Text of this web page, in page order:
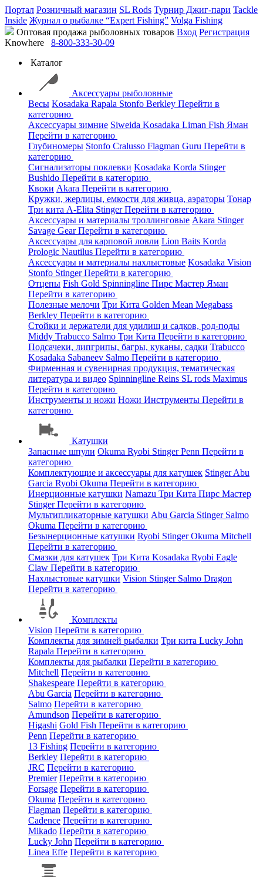
Портал Розничный магазин SL Rods Турнир Джиг-пари Tackle
Inside Журнал о рыбалке “Expert Fishing” Volga Fishing
Оптовая продажа рыболовных товаров Вход Регистрация
Knowhere
8-800-333-30-09
Каталог
Аксессуары рыболовные
Весы Kosadaka Rapala Stonfo Berkley Перейти в
категорию
Аксессуары зимние Siweida Kosadaka Liman Fish Яман
Перейти в категорию
Глубиномеры Stonfo Cralusso Flagman Guru Перейти в
категорию
Сигнализаторы поклевки Kosadaka Korda Stinger
Bushido Перейти в категорию
Квоки Akara Перейти в категорию
Кружки, жерлицы, емкости для живца, аэраторы Тонар
Три кита A-Elita StingerПерейти в категорию
Аксессуары и материалы троллинговые Akara Stinger
Savage GearПерейти в категорию
Аксессуары для карповой ловли Lion Baits Korda
Prologic Nautilus Перейти в категорию
Аксессуары и материалы нахлыстовые Kosadaka Vision
Stonfo StingerПерейти в категорию
Отцепы Fish Gold Spinningline Пирс Мастер Яман
Перейти в категорию
Полезные мелочи Три Кита Golden Mean Megabass
Berkley Перейти в категорию
Стойки и держатели для удилищ и садков, род-поды
Middy Trabucco Salmo Три Кита Перейти в категорию
Подсачеки, липгрипы, багры, куканы, садки Trabucco
Kosadaka Sabaneev Salmo Перейти в категорию
Фирменная и сувенирная продукция, тематическая
литература и видео Spinningline Reins SL rods Maximus
Перейти в категорию
Инструменты и ножи Ножи Инструменты Перейти в
категорию
Катушки
Запасные шпули Okuma Ryobi StingerPenn Перейти в
категорию
Комплектующие и аксессуары для катушек StingerAbu
Garcia Ryobi Okuma Перейти в категорию
Инерционные катушки Namazu Три Кита Пирс Мастер
StingerПерейти в категорию
Мультипликаторные катушки Abu Garcia Stinger Salmo
Okuma Перейти в категорию
Безынерционные катушки Ryobi StingerOkuma Mitchell
Перейти в категорию
Смазки для катушек Три Кита Kosadaka Ryobi Eagle
Claw Перейти в категорию
Нахлыстовые катушки Vision Stinger Salmo Dragon
Перейти в категорию
Комплекты
Vision Перейти в категорию
Комплекты для зимней рыбалки Три кита Lucky John
Rapala Перейти в категорию
Комплекты для рыбалки Перейти в категорию
Mitchell Перейти в категорию
Shakespeare Перейти в категорию
Abu Garcia Перейти в категорию
Salmo Перейти в категорию
Amundson Перейти в категорию
Higashi Gold Fish Перейти в категорию
Penn Перейти в категорию
13 Fishing Перейти в категорию
Berkley Перейти в категорию
JRC Перейти в категорию
Premier Перейти в категорию
Forsage Перейти в категорию
Okuma Перейти в категорию
Flagman Перейти в категорию
Cadence Перейти в категорию
Mikado Перейти в категорию
Lucky John Перейти в категорию
Linea Effe Перейти в категорию